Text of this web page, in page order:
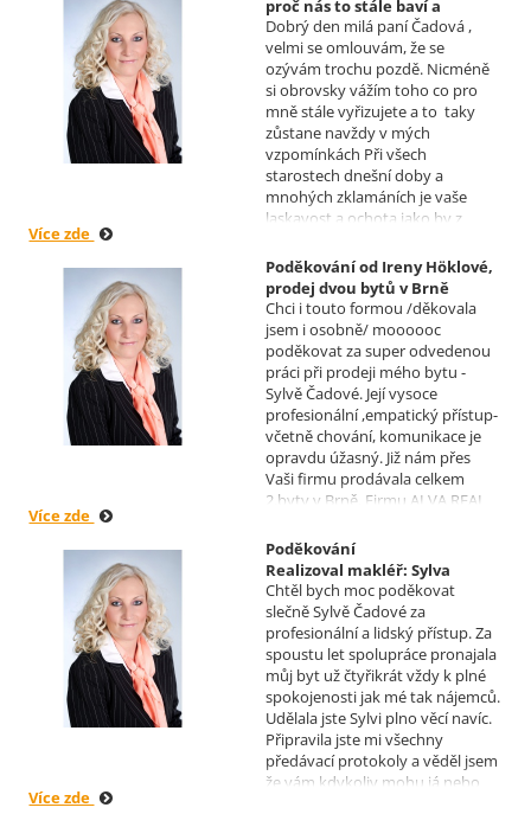
proč nás to stále baví a
naplňuje, poděkování od pana
Míška.
Realizoval makléř: Sylva
Čadová
Dobrý den milá paní Čadová ,
velmi se omlouvám, že se
ozývám trochu pozdě. Nicméně
si obrovsky vážím toho co pro
mně stále vyřizujete a to taky
zůstane navždy v mých
vzpomínkách Při všech
starostech dnešní doby a
mnohých zklamáních je vaše
laskavost a ochota jako by z
informace a děkuji za vaše úsilí.
Zatím se mějte moc a moc hezky.
S pozdravem Pavel Míšek
Více zde
Poděkování od Ireny Höklové,
prodej dvou bytů v Brně
Realizoval makléř: Sylva
Čadová
Chci i touto formou /děkovala
jsem i osobně/ moooooc
poděkovat za super odvedenou
práci při prodeji mého bytu -
Sylvě Čadové. Její vysoce
profesionální ,empatický přístup-
včetně chování, komunikace je
opravdu úžasný. Již nám přes
Vaši firmu prodávala celkem
2.byty v Brně. Firmu ALVA REAL
Krásné dny Vám a Vašim
zaměstnancům. Irena Höklová,
Brno
Více zde
Poděkování
Realizoval makléř: Sylva
Čadová
Chtěl bych moc poděkovat
slečně Sylvě Čadové za
profesionální a lidský přístup. Za
spoustu let spolupráce pronajala
můj byt už čtyřikrát vždy k plné
spokojenosti jak mé tak nájemců.
Udělala jste Sylvi plno věcí navíc.
Připravila jste mi všechny
předávací protokoly a věděl jsem
že vám kdykoliv mohu já nebo
Více zde